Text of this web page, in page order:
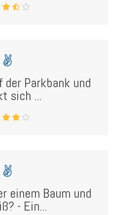
Parkbank und
sich ...
einem Baum und
- Ein...